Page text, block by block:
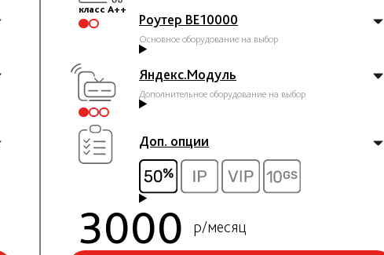
класс А++
Роутер BE10000
Основное оборудование на выбор
Яндекс.Модуль
Дополнительное оборудование на выбор
Доп. опции
3000 р/месяц